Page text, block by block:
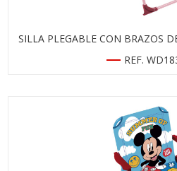
SILLA PLEGABLE CON BRAZOS
REF.